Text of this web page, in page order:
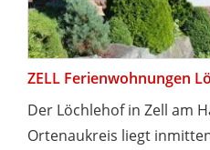
ZELL Ferienwohnungen
Der Löchlehof in Zell am
Ortenaukreis liegt